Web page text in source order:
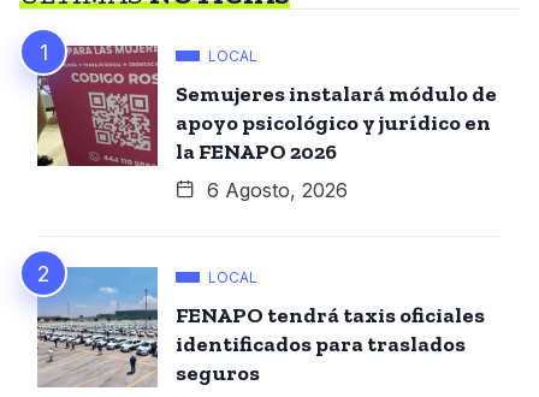
LOCAL
Semujeres instalará módulo de
apoyo psicológico y jurídico en
la FENAPO 2026
6 Agosto, 2026
LOCAL
FENAPO tendrá taxis oficiales
identificados para traslados
seguros